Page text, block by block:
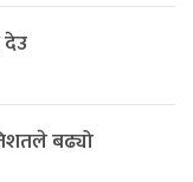
देउ
बढ्यो